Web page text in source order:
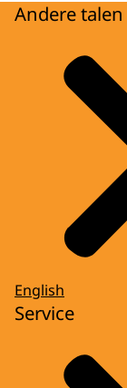
Andere talen
English
Service